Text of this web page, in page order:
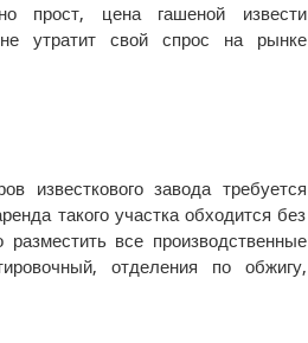
прост, цена гашеной извести
не утратит свой спрос на рынке
известкового завода требуется
такого участка обходится без
все производственные
отделения по обжигу,